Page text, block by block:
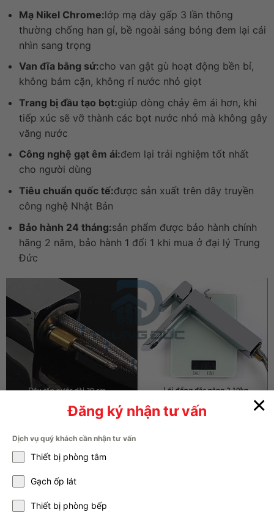
Đăng ký nhận tư vấn
Dịch vụ quý khách cần nhận tư vấn
Thiết bị phòng tắm
Gạch ốp lát
Thiết bị phòng bếp
×
Mạ Nikel Chrome:lớp mạ dày gấp 3 lần thông
thường chống han gỉ, bề ngoài sáng bóng đem lại cái
nhìn sang trọng
Van đĩa bằng sứ:cho van gật gù hoạt động bền bỉ,
không bám cặn, không rỉ nước nhỏ giọt
Trang bị đầu tạo bọt:giúp dòng chảy êm ái hơn, khi
tiếp xúc sẽ vỡ thành các bọt nước nhỏ mà không gây
văng nước
Công nghệ gạt êm ái:đem lại trải nghiệm tốt nhất
cho người dùng
Tiêu chuẩn quốc tế:được sản xuất trên dây truyền
công nghệ Nhật Bản
Bảo hành 24 tháng:sản phẩm được bảo hành chính
hãng 2 năm, bảo hành 1 đổi 1 khi mua ở đại lý Trung
Đức